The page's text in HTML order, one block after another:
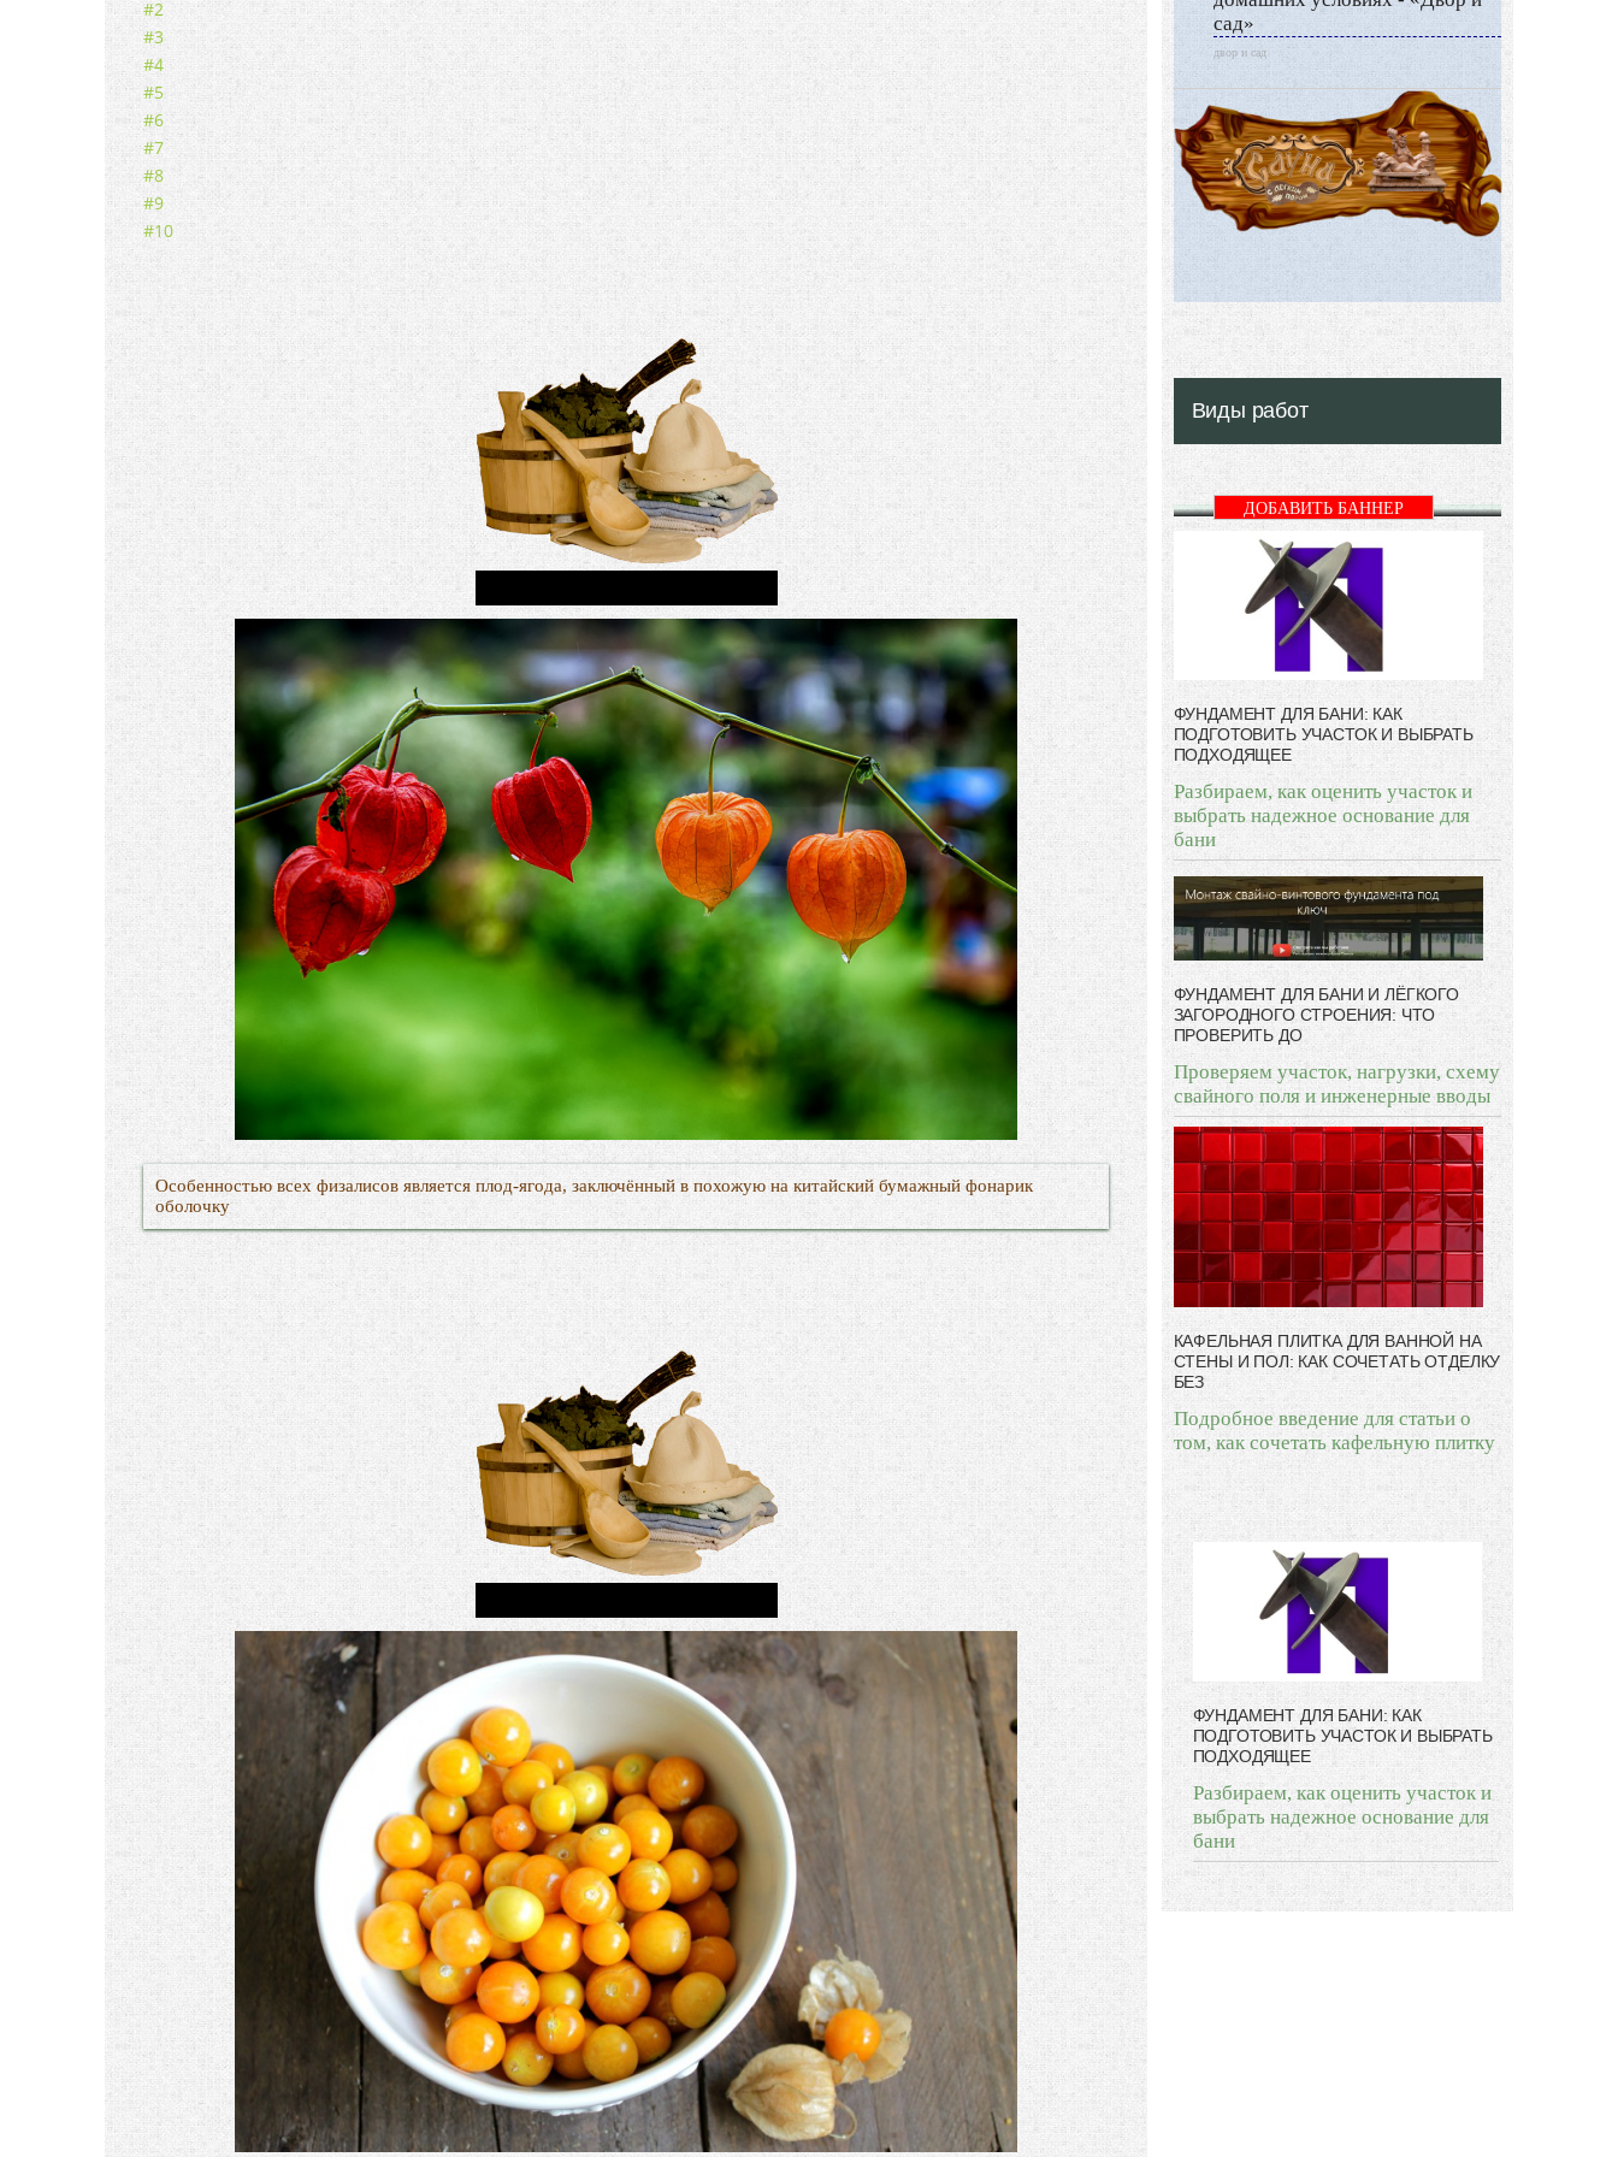
#2
#3
#4
#5
#6
#7
#8
#9
#10
Особенностью всех физалисов является плод-ягода, заключённый в похожую на китайский бумажный фонарик
оболочку
сад»
двор и сад
Виды работ
ДОБАВИТЬ БАННЕР
ФУНДАМЕНТ ДЛЯ БАНИ: КАК
ПОДГОТОВИТЬ УЧАСТОК И ВЫБРАТЬ
ПОДХОДЯЩЕЕ
Разбираем, как оценить участок и
выбрать надежное основание для
бани
ФУНДАМЕНТ ДЛЯ БАНИ И ЛЁГКОГО
ЗАГОРОДНОГО СТРОЕНИЯ: ЧТО
ПРОВЕРИТЬ ДО
Проверяем участок, нагрузки, схему
свайного поля и инженерные вводы
КАФЕЛЬНАЯ ПЛИТКА ДЛЯ ВАННОЙ НА
СТЕНЫ И ПОЛ: КАК СОЧЕТАТЬ ОТДЕЛКУ
БЕЗ
Подробное введение для статьи о
том, как сочетать кафельную плитку
ФУНДАМЕНТ ДЛЯ БАНИ: КАК
ПОДГОТОВИТЬ УЧАСТОК И ВЫБРАТЬ
ПОДХОДЯЩЕЕ
Разбираем, как оценить участок и
выбрать надежное основание для
бани